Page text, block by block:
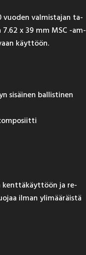
vuo­den val­mis­ta­jan ta­
7.62 x 39 mm MSC -am­
käyt­töön.
sisäinen ballistinen
kent­tä­käyt­töön ja re­
il­man yli­mää­räis­tä